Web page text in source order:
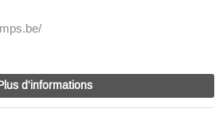
d'informations